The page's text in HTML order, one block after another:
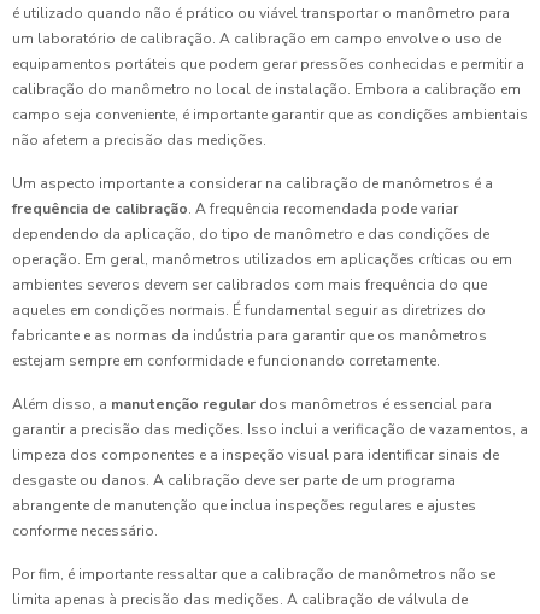
é utilizado quando não é prático ou viável transportar o manômetro para
um laboratório de calibração. A calibração em campo envolve o uso de
equipamentos portáteis que podem gerar pressões conhecidas e permitir a
calibração do manômetro no local de instalação. Embora a calibração em
campo seja conveniente, é importante garantir que as condições ambientais
não afetem a precisão das medições.
Um aspecto importante a considerar na calibração de manômetros é a
frequência de calibração. A frequência recomendada pode variar
dependendo da aplicação, do tipo de manômetro e das condições de
operação. Em geral, manômetros utilizados em aplicações críticas ou em
ambientes severos devem ser calibrados com mais frequência do que
aqueles em condições normais. É fundamental seguir as diretrizes do
fabricante e as normas da indústria para garantir que os manômetros
estejam sempre em conformidade e funcionando corretamente.
Além disso, a manutenção regular dos manômetros é essencial para
garantir a precisão das medições. Isso inclui a verificação de vazamentos, a
limpeza dos componentes e a inspeção visual para identificar sinais de
desgaste ou danos. A calibração deve ser parte de um programa
abrangente de manutenção que inclua inspeções regulares e ajustes
conforme necessário.
Por fim, é importante ressaltar que a calibração de manômetros não se
limita apenas à precisão das medições. A calibração de válvula de